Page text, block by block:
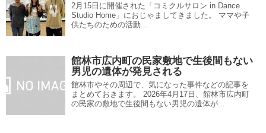
2月15日に開催された「コミクルサロン in Dance
Studio Home」におじゃましてきました。 ママや子
供たちのための活動...
館林市広内町の民家敷地で生後間もない
男児の遺体が発見される
館林市やその周辺で、気になった事件などの記事を
まとめておきます。 2026年4月17日、館林市広内町
の民家の敷地で生後間もない男児の遺体が...